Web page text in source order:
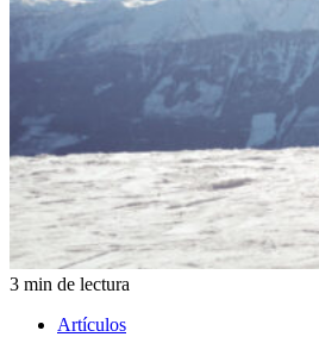
3 min de lectura
Artículos